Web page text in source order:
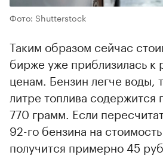
Фото: Shutterstock
Таким образом сейчас
бирже уже приблизилась к
ценам. Бензин легче воды,
литре топлива
770 грамм. Если
92-го бензина на
получится примерно 45 руб.